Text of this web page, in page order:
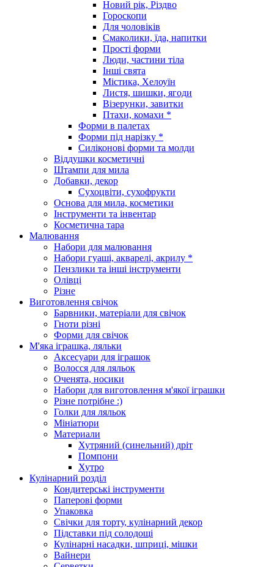
Новий рік, Різдво
Гороскопи
Для чоловіків
Смаколики, їда, напитки
Прості форми
Люди, частини тіла
Інші свята
Містика, Хелоуїн
Листя, шишки, ягоди
Візерунки, завитки
Птахи, комахи *
Форми в палетах
Форми під нарізку *
Силіконові форми та молди
Віддушки косметичні
Штампи для мила
Добавки, декор
Сухоцвіти, сухофрукти
Основа для мила, косметики
Інструменти та інвентар
Косметична тара
Малювання
Набори для малювання
Набори гуаші, акварелі, акрилу *
Пензлики та інші інструменти
Олівці
Різне
Виготовлення свічок
Барвники, матеріали для свічок
Гноти різні
Форми для свічок
М'яка іграшка, ляльки
Аксесуари для іграшок
Волосся для ляльок
Оченята, носики
Набори для виготовлення м'якої іграшки
Різне потрібне :)
Голки для ляльок
Мініатюри
Материали
Хутряний (синельний) дріт
Помпони
Хутро
Кулінарний розділ
Кондитерські інструменти
Паперові форми
Упаковка
Свічки для торту, кулінарний декор
Підставки під солодощі
Кулінарні насадки, шприці, мішки
Вайнери